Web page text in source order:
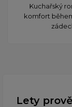
Kuchařský
komfort
Lety